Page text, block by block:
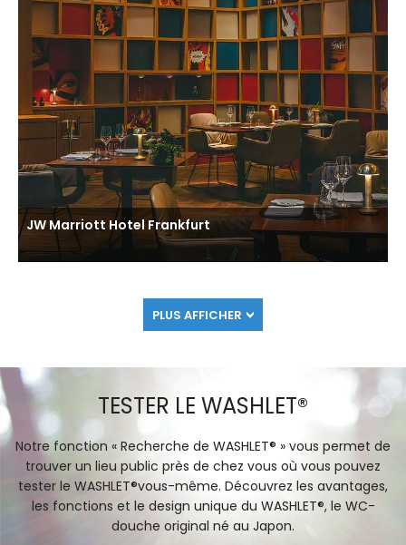
JW Marriott Hotel Frankfurt
PLUS AFFICHER
TESTER LE WASHLET®
Notre fonction « Recherche de WASHLET® » vous permet de
trouver un lieu public près de chez vous où vous pouvez
tester le WASHLET®vous-même. Découvrez les avantages,
les fonctions et le design unique du WASHLET®, le WC-
douche original né au Japon.